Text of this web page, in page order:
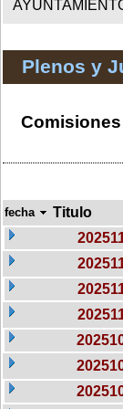
Plenos y
fecha Titulo